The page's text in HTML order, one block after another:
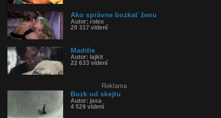
História sledovanosti videa:
Ako správne bozkať ženu
Autor: rolex
20 317 videní
Maddie
Autor: lajkit
22 633 videní
Reklama
Bozk od skejtu
Autor: jasa
4 529 videní